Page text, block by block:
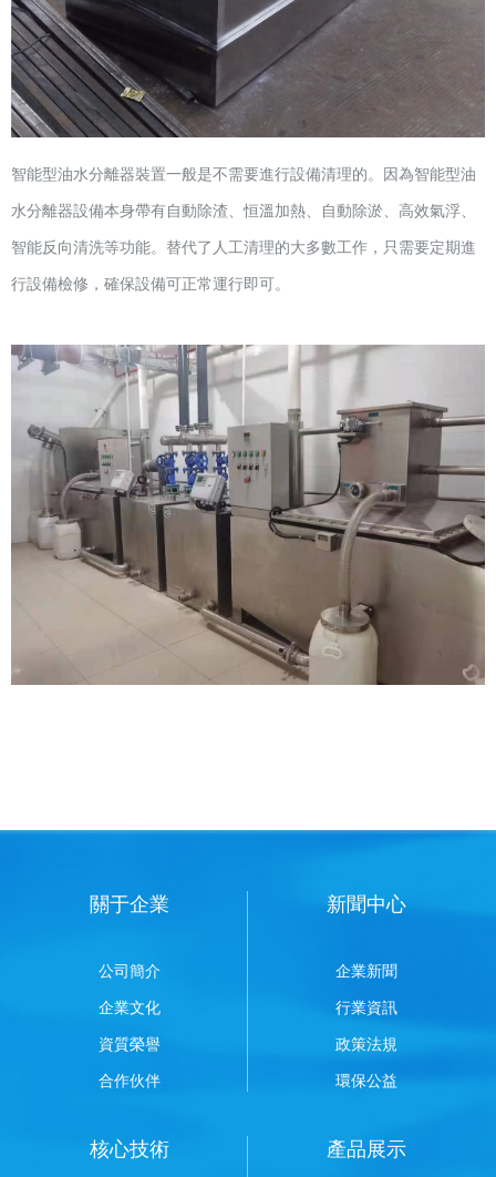
智能型油水分離器裝置一般是不需要進行設備清理的。因為智能型油
水分離器設備本身帶有自動除渣、恒溫加熱、自動除淤、高效氣浮、
智能反向清洗等功能。替代了人工清理的大多數工作，只需要定期進
行設備檢修，確保設備可正常運行即可。
關于企業
公司簡介
企業文化
資質榮譽
合作伙伴
新聞中心
企業新聞
行業資訊
政策法規
環保公益
核心技術 產品展示